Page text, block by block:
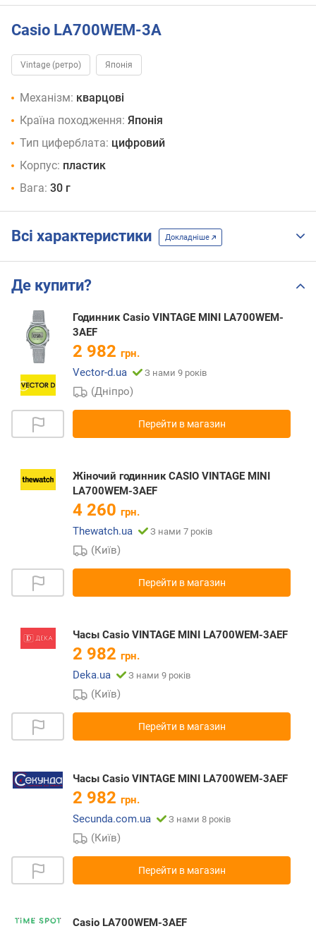
Casio LA700WEM-3A
Vintage (ретро) Японія
Механізм: кварцові
Країна походження: Японія
Тип циферблата: цифровий
Корпус: пластик
Вага: 30 г
Всі характеристики Докладніше
Де купити?
Годинник Casio VINTAGE MINI LA700WEM-
3AEF
2 982 грн.
Vector-d.ua
З нами 9 років
(Дніпро)
Перейти в магазин
Жіночий годинник CASIO VINTAGE MINI
LA700WEM-3AEF
4 260 грн.
Thewatch.ua
З нами 7 років
(Київ)
Перейти в магазин
Часы Casio VINTAGE MINI LA700WEM-3AEF
2 982 грн.
Deka.ua
З нами 9 років
(Київ)
Перейти в магазин
Часы Casio VINTAGE MINI LA700WEM-3AEF
2 982 грн.
Secunda.com.ua
З нами 8 років
(Київ)
Перейти в магазин
Casio LA700WEM-3AEF